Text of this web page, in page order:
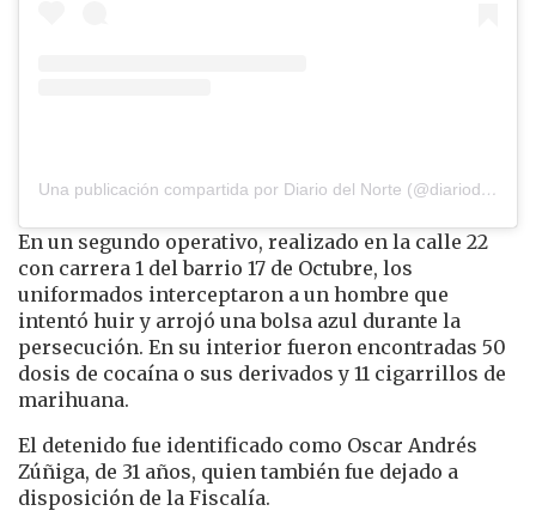
Una publicación compartida por Diario del Norte (@diariodelnorte)
En un segundo operativo, realizado en la calle 22
con carrera 1 del barrio 17 de Octubre, los
uniformados interceptaron a un hombre que
intentó huir y arrojó una bolsa azul durante la
persecución. En su interior fueron encontradas 50
dosis de cocaína o sus derivados y 11 cigarrillos de
marihuana.
El detenido fue identificado como Oscar Andrés
Zúñiga, de 31 años, quien también fue dejado a
disposición de la Fiscalía.